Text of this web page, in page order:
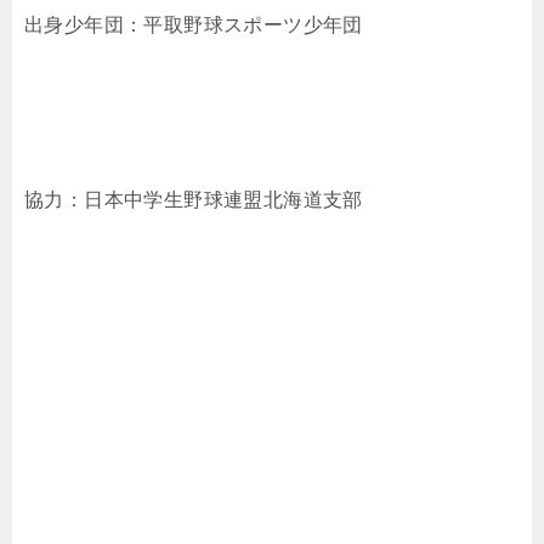
出身少年団：平取野球スポーツ少年団
協力：日本中学生野球連盟北海道支部